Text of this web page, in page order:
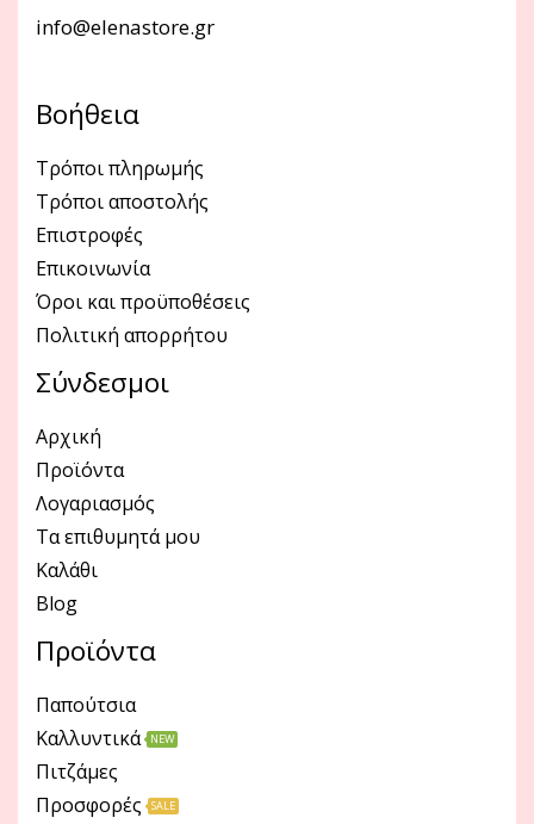
info@elenastore.gr
Βοήθεια
Τρόποι πληρωμής
Τρόποι αποστολής
Επιστροφές
Επικοινωνία
Όροι και προϋποθέσεις
Πολιτική απορρήτου
Σύνδεσμοι
Αρχική
Προϊόντα
Λογαριασμός
Τα επιθυμητά μου
Καλάθι
Blog
Προϊόντα
Παπούτσια
Καλλυντικά
NEW
Πιτζάμες
Προσφορές
SALE